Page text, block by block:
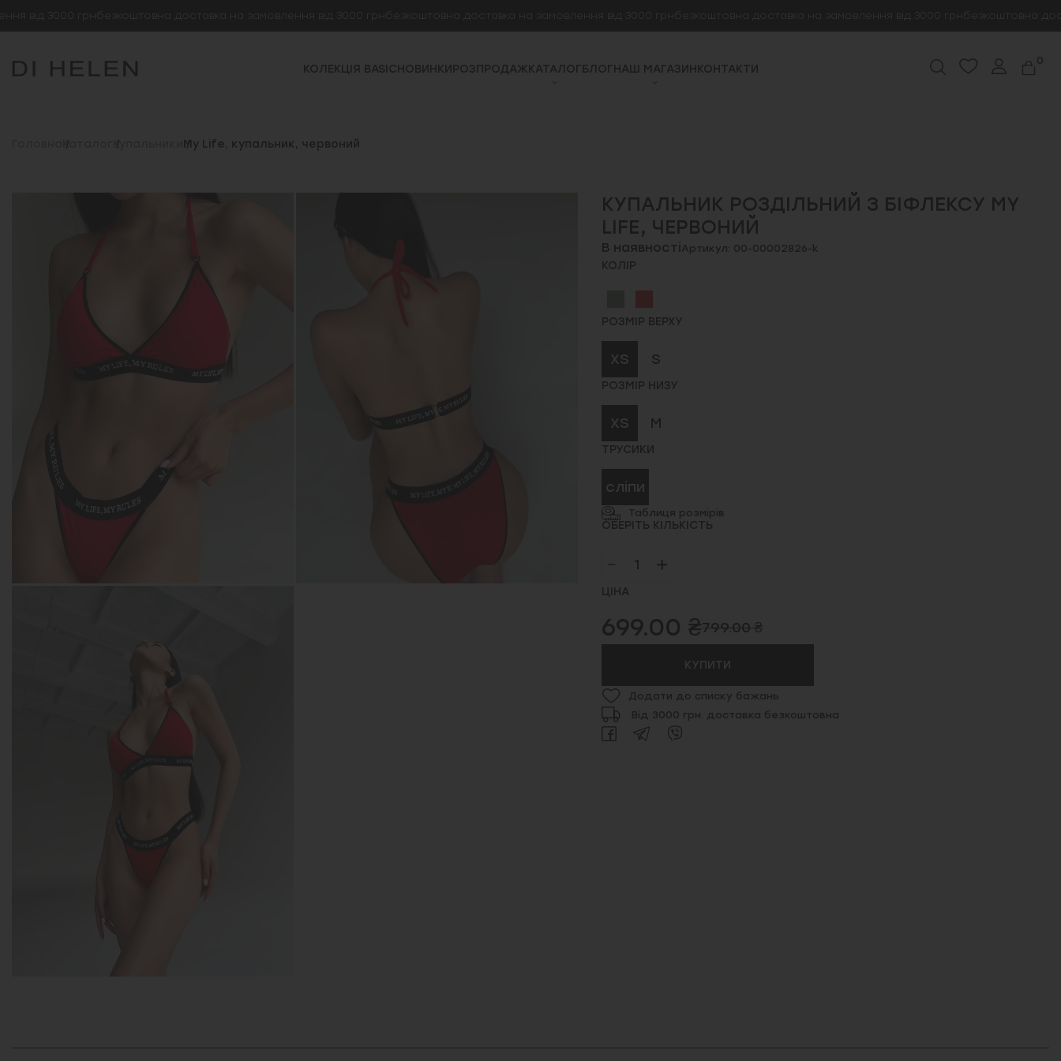
3000 грн безкоштовна доставка на замовлення від 3000 грн безкоштовна доставка на замовлення від 3000 грн безкоштовна доставка на замовлення від 3000 грн безкоштовна
КОЛЕКЦІЯ BASICНОВИНКИРОЗПРОДАЖКАТАЛОГБЛОГНАШ МАГАЗИНКОНТАКТИ
0
Каталог Купальники My Life, купальник, червоний
КУПАЛЬНИК РОЗДІЛЬНИЙ З БІФЛЕКСУ MY
LIFE, ЧЕРВОНИЙ
В наявностіАртикул: 00-00002826-k
КОЛІР
РОЗМІР ВЕРХУ
XS S
РОЗМІР НИЗУ
XS M
ТРУСИКИ
сліпи
Таблиця розмірів
ОБЕРІТЬ КІЛЬКІСТЬ
ЦІНА
699.00 ₴799.00 ₴
КУПИТИ
Додати до списку бажань
Від 3000 грн. доставка безкоштовна